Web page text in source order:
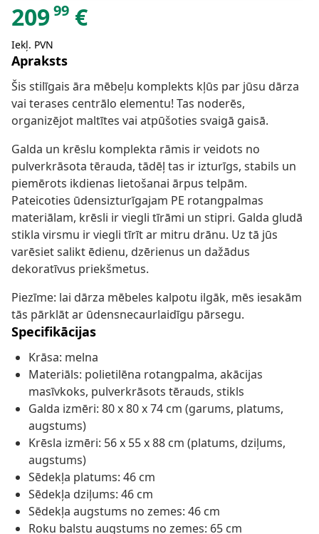
20999 €
Iekļ. PVN
Apraksts
Šis stilīgais āra mēbeļu komplekts kļūs par jūsu dārza
vai terases centrālo elementu! Tas noderēs,
organizējot maltītes vai atpūšoties svaigā gaisā.
Galda un krēslu komplekta rāmis ir veidots no
pulverkrāsota tērauda, tādēļ tas ir izturīgs, stabils un
piemērots ikdienas lietošanai ārpus telpām.
Pateicoties ūdensizturīgajam PE rotangpalmas
materiālam, krēsli ir viegli tīrāmi un stipri. Galda gludā
stikla virsmu ir viegli tīrīt ar mitru drānu. Uz tā jūs
varēsiet salikt ēdienu, dzērienus un dažādus
dekoratīvus priekšmetus.
Piezīme: lai dārza mēbeles kalpotu ilgāk, mēs iesakām
tās pārklāt ar ūdensnecaurlaidīgu pārsegu.
Specifikācijas
Krāsa: melna
Materiāls: polietilēna rotangpalma, akācijas
masīvkoks, pulverkrāsots tērauds, stikls
Galda izmēri: 80 x 80 x 74 cm (garums, platums,
augstums)
Krēsla izmēri: 56 x 55 x 88 cm (platums, dziļums,
augstums)
Sēdekļa platums: 46 cm
Sēdekļa dziļums: 46 cm
Sēdekļa augstums no zemes: 46 cm
Roku balstu augstums no zemes: 65 cm